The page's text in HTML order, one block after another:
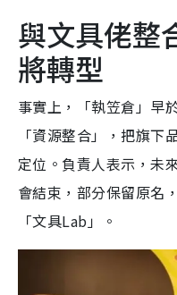
與文具佬整
將轉型
事實上，「執笠倉」早
「資源整合」，把旗下
定位。負責人表示，未
會結束，部分保留原名
「文具Lab」。